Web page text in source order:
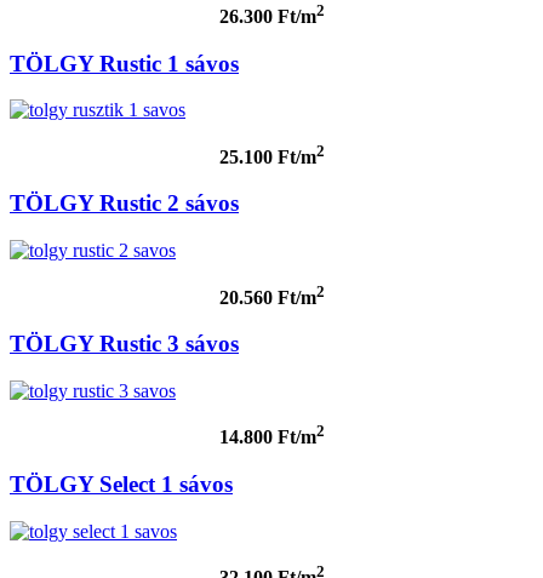
26.300 Ft/m2
TÖLGY Rustic 1 sávos
25.100 Ft/m2
TÖLGY Rustic 2 sávos
20.560 Ft/m2
TÖLGY Rustic 3 sávos
14.800 Ft/m2
TÖLGY Select 1 sávos
2